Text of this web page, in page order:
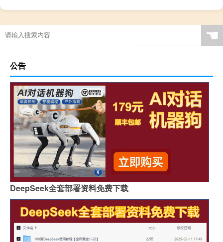
☚
公告
DeepSeek全套部署资料免费下载